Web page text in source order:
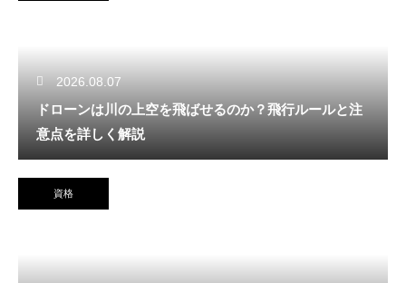
2026.08.07
ドローンは川の上空を飛ばせるのか？飛行ルールと注
意点を詳しく解説
資格